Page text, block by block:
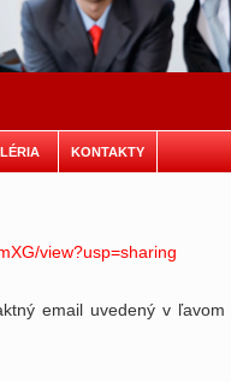
KONTAKTY
view?usp=sharing
email uvedený v ľavom